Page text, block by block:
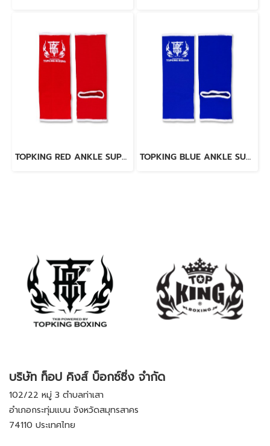
TOPKING RED ANKLE SUPPORTS 01 TOPKING BLUE ANKLE SUPPORTS 01
บริษัท ท็อป คิงส์ บ็อกซ์ซิ่ง จำกัด
102/22 หมู่ 3 ตำบลท่าเสา
อำเภอกระทุ่มแบน จังหวัดสมุทรสาคร
74110 ประเทศไทย